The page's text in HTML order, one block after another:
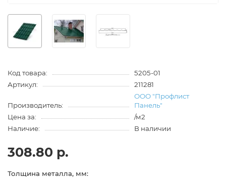
Код товара:
5205-01
Артикул:
211281
Производитель:
ООО "Профлист
Панель"
Цена за:
/м2
Наличие:
В наличии
308.80 р.
Толщина металла, мм: